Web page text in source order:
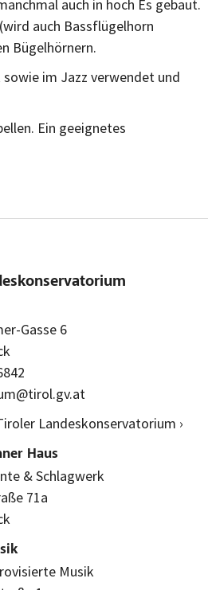
auch in hoch Es gebaut.
auch Bassflügelhorn
Bügelhörnern.
im Jazz verwendet und
Ein geeignetes
Gasse 6
Landeskonservatorium ›
Haus
& Schlagwerk
71a
Musik